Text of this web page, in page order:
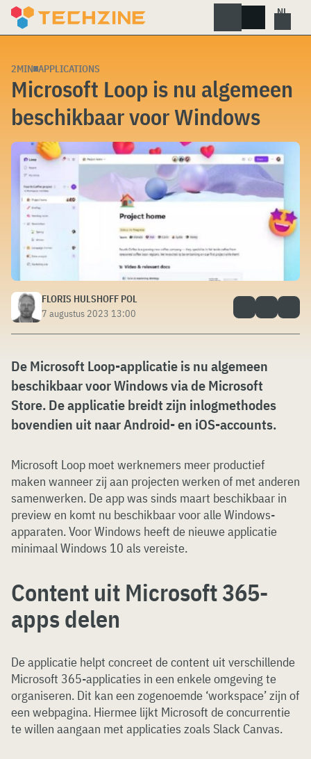
Skip
2MIN APPLICATIONS
Microsoft Loop is nu algemeen
beschikbaar voor Windows
FLORIS HULSHOFF POL
7 augustus 2023 13:00
De Microsoft Loop-applicatie is nu algemeen
beschikbaar voor Windows via de Microsoft
Store. De applicatie breidt zijn inlogmethodes
bovendien uit naar Android- en iOS-accounts.
Microsoft Loop moet werknemers meer productief
maken wanneer zij aan projecten werken of met anderen
samenwerken. De app was sinds maart beschikbaar in
preview en komt nu beschikbaar voor alle Windows-
apparaten. Voor Windows heeft de nieuwe applicatie
minimaal Windows 10 als vereiste.
Content uit Microsoft 365-
apps delen
De applicatie helpt concreet de content uit verschillende
Microsoft 365-applicaties in een enkele omgeving te
organiseren. Dit kan een zogenoemde ‘workspace’ zijn of
een webpagina. Hiermee lijkt Microsoft de concurrentie
te willen aangaan met applicaties zoals Slack Canvas.